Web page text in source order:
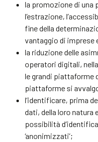
la promozione di una
l’estrazione,
fine della
vantaggio di imprese
la riduzione delle
operatori digitali,
le grandi piattaforme
piattaforme si
l’identificare, prima
dati, della loro natura
possibilità
‘anonimizzati’;